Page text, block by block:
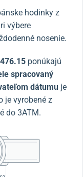
hodinky z
výbere
nosenie.
ponúkajú
spracovaný
dátumu je
je vyrobené z
do 3ATM.